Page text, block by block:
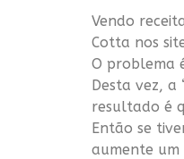
Vendo
Cotta nos
O problema
Desta vez,
resultado é
Então se
aumente